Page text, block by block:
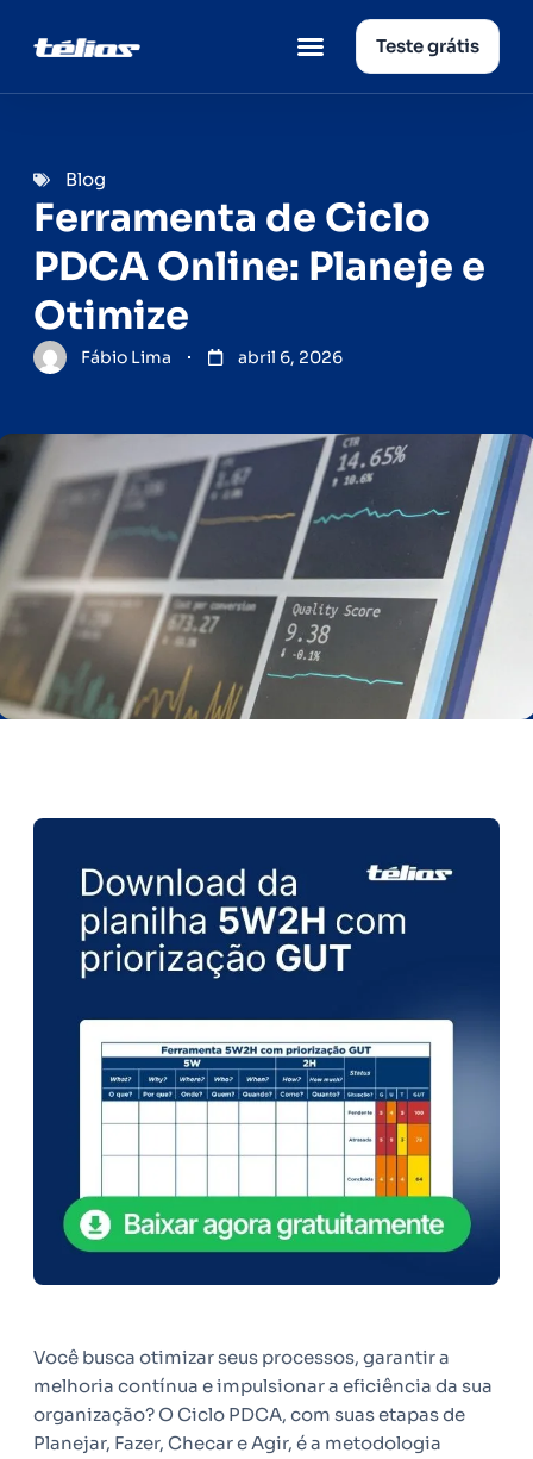
Teste grátis
Blog
Ferramenta de Ciclo
PDCA Online: Planeje e
Otimize
Fábio Lima abril 6, 2026
Você busca otimizar seus processos, garantir a
melhoria contínua e impulsionar a eficiência da sua
organização? O Ciclo PDCA, com suas etapas de
Planejar, Fazer, Checar e Agir, é a metodologia